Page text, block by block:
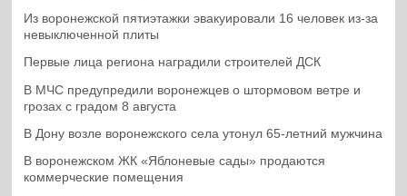
Из воронежской пятиэтажки эвакуировали 16 человек из-за
невыключенной плиты
Первые лица региона наградили строителей ДСК
В МЧС предупредили воронежцев о штормовом ветре и
грозах с градом 8 августа
В Дону возле воронежского села утонул 65-летний мужчина
В воронежском ЖК «Яблоневые сады» продаются
коммерческие помещения